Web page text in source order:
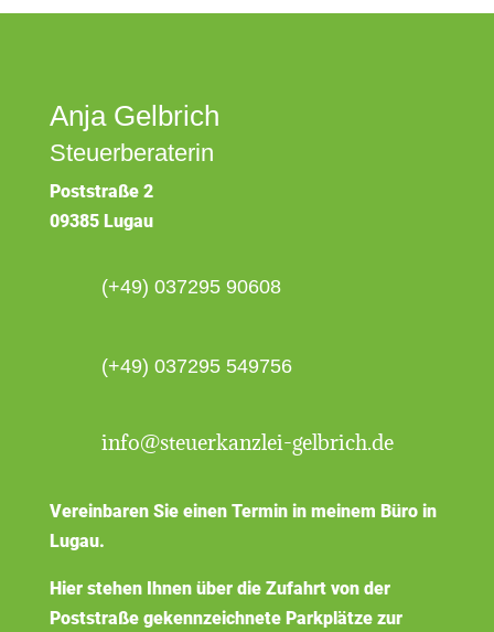
Anja Gelbrich
Steuerberaterin
Poststraße 2
09385 Lugau
(+49) 037295 90608
(+49) 037295 549756
info@steuerkanzlei-gelbrich.de
Vereinbaren Sie einen Termin in meinem Büro in
Lugau.
Hier stehen Ihnen über die Zufahrt von der
Poststraße gekennzeichnete Parkplätze zur